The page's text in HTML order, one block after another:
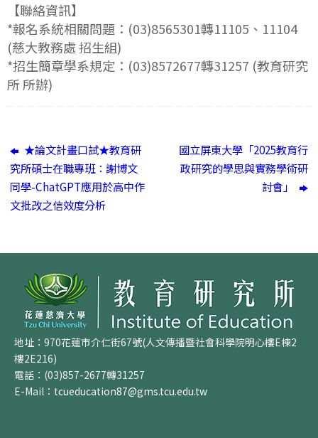
【聯絡資訊】
*報名系統相關問題：(03)8565301轉11105、11104
(慈大教務處 招生組)
*招生簡章學系規定：(03)8572677轉31257 (教育研究
所 所辦)
★論文計畫口試★教育研
究所碩士在職專班：謝博文
同學-ChatGPT應用於高中作
文批改之信效度分析
國立屏東大學「2025教育行
政研究的學思與實務學術研
討會」
地址：970花蓮市介仁街67號(人文傳播暨社會科學院明心樓E棟2
樓2E216)
電話：(03)857-2677轉31257
E-Mail： tcueducation87@gms.tcu.edu.tw